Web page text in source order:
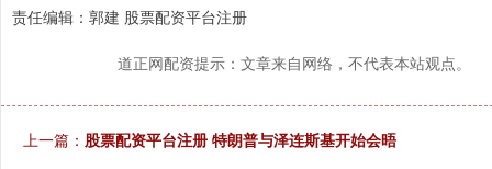
责任编辑：郭建 股票配资平台注册
道正网配资提示：文章来自网络，不代表本站观点。
上一篇： 股票配资平台注册 特朗普与泽连斯基开始会晤